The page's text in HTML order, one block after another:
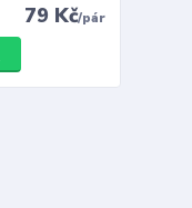
79 Kč/pár